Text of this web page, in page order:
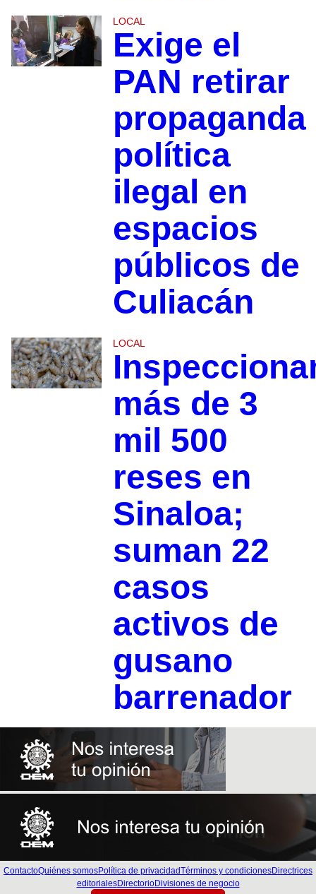
LOCAL
Exige el
PAN retirar
propaganda
política
ilegal en
espacios
públicos de
Culiacán
LOCAL
más de 3
mil 500
reses en
Sinaloa;
suman 22
casos
activos de
gusano
barrenador
ContactoQuiénes somosPolítica de privacidadTérminos y condicionesDirectrices
editorialesDirectorioDivisiones de negocio